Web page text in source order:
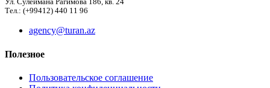
Ул. Сулеймана Рагимова 186, кв. 24
Тел.: (+99412) 440 11 96
agency@turan.az
Полезное
Пользовательское соглашение